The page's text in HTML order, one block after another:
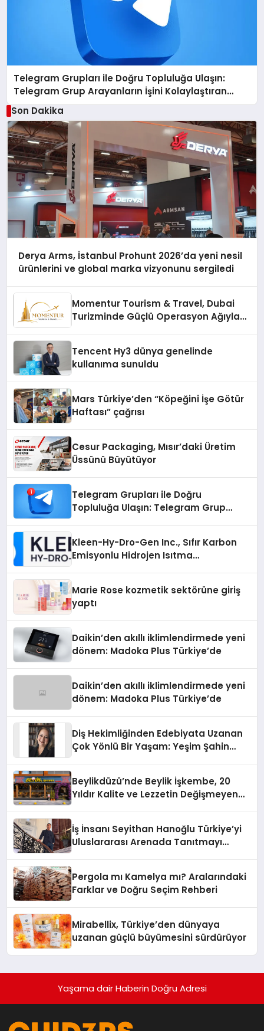
Telegram Grupları ile Doğru Topluluğa Ulaşın:
Telegram Grup Arayanların İşini Kolaylaştıran
Çözüm
Son Dakika
Derya Arms, İstanbul Prohunt 2026’da yeni nesil
ürünlerini ve global marka vizyonunu sergiledi
Momentur Tourism & Travel, Dubai
Turizminde Güçlü Operasyon Ağıyla
Tencent Hy3 dünya genelinde
kullanıma sunuldu
Mars Türkiye’den “Köpeğini İşe Götür
Haftası” çağrısı
Cesur Packaging, Mısır’daki Üretim
Üssünü Büyütüyor
Telegram Grupları ile Doğru
Topluluğa Ulaşın: Telegram Grup
Kleen-Hy-Dro-Gen Inc., Sıfır Karbon
Emisyonlu Hidrojen Isıtma
Marie Rose kozmetik sektörüne giriş
yaptı
Daikin’den akıllı iklimlendirmede yeni
dönem: Madoka Plus Türkiye’de
Daikin’den akıllı iklimlendirmede yeni
dönem: Madoka Plus Türkiye’de
Diş Hekimliğinden Edebiyata Uzanan
Çok Yönlü Bir Yaşam: Yeşim Şahin
Beylikdüzü’nde Beylik İşkembe, 20
Yıldır Kalite ve Lezzetin Değişmeyen
İş İnsanı Seyithan Hanoğlu Türkiye’yi
Uluslararası Arenada Tanıtmayı
Pergola mı Kamelya mı? Aralarındaki
Farklar ve Doğru Seçim Rehberi
Mirabellix, Türkiye’den dünyaya
uzanan güçlü büyümesini sürdürüyor
Yaşama dair Haberin Doğru Adresi